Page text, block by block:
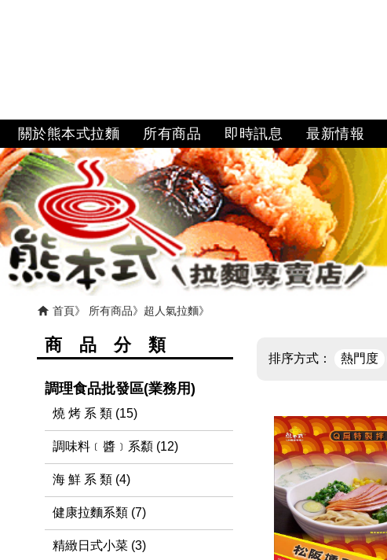
關於熊本式拉麵 所有商品 即時訊息 最新情報
首頁 所有商品 超人氣拉麵
排序方式： 熱門度
商 品 分 類
調理食品批發區(業務用)
燒 烤 系 類 (15)
調味料﹝醬﹞系纇 (12)
海 鮮 系 類 (4)
健康拉麵系類 (7)
精緻日式小菜 (3)